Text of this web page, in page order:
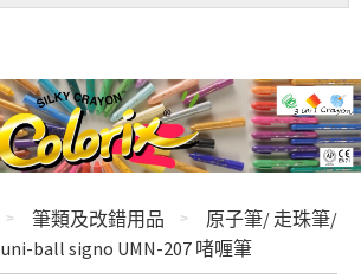
筆類及改錯用品
原子筆/ 走珠筆/
uni-ball signo UMN-207 啫喱筆